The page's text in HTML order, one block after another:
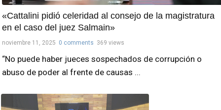
«Cattalini pidió celeridad al consejo de la magistratura
en el caso del juez Salmain»
noviembre 11, 2025 0 comments 369 views
“No puede haber jueces sospechados de corrupción o
abuso de poder al frente de causas ...